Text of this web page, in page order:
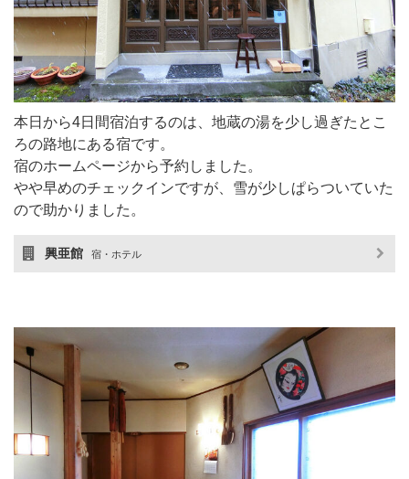
本日から4日間宿泊するのは、地蔵の湯を少し過ぎたとこ
ろの路地にある宿です。
宿のホームページから予約しました。
やや早めのチェックインですが、雪が少しぱらついていた
ので助かりました。
興亜館 宿・ホテル